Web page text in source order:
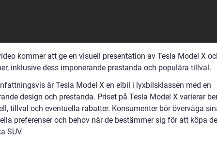
kommer att ge en visuell presentation av Tesla Model X
inklusive dess imponerande prestanda och populära tillval.
är Tesla Model X en elbil i lyxbilsklassen med en
design och prestanda. Priset på Tesla Model X varierar
tillval och eventuella rabatter. Konsumenter bör överväga
preferenser och behov när de bestämmer sig för att köpa
SUV.